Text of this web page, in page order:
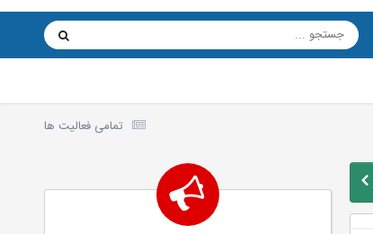
تمامی فعالیت ها